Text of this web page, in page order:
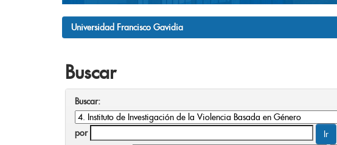
Universidad Francisco Gavidia
Buscar
Buscar:
por